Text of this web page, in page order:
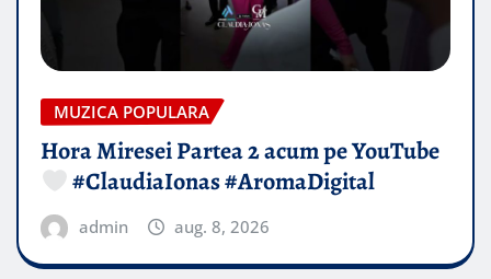
MUZICA POPULARA
Hora Miresei Partea 2 acum pe YouTube
#ClaudiaIonas #AromaDigital
admin aug. 8, 2026